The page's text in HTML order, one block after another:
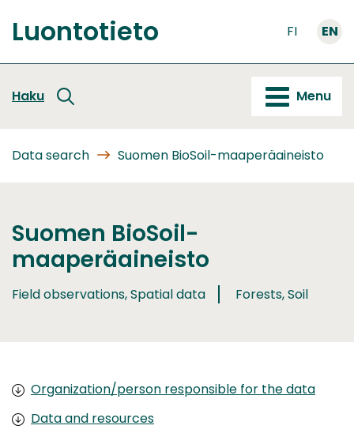
to
content
Front
Luontotieto FI EN
Haku Menu
Data search Suomen BioSoil-maaperäaineisto
Suomen BioSoil-
maaperäaineisto
Field observations, Spatial data Forests, Soil
Organization/person responsible for the data
Data and resources